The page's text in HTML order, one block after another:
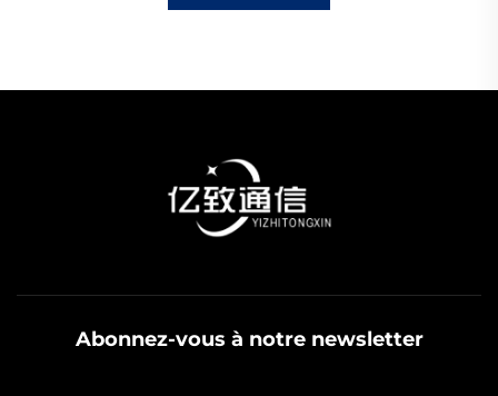
Abonnez-vous à notre newsletter